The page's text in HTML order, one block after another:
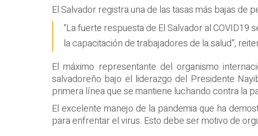
El Salvador registra una de las tasas más bajas de
“La fuerte respuesta de El Salvador al
la capacitación de trabajadores de la salud”,
El máximo representante del organismo
salvadoreño bajo el liderazgo del Presidente
primera línea que se mantiene luchando contra la
El excelente manejo de la pandemia que ha
para enfrentar el virus. Esto debe ser motivo de